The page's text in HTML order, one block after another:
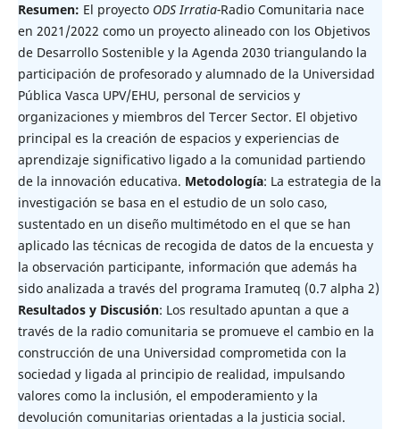
Resumen: El proyecto ODS Irratia-Radio Comunitaria nace
en 2021/2022 como un proyecto alineado con los Objetivos
de Desarrollo Sostenible y la Agenda 2030 triangulando la
participación de profesorado y alumnado de la Universidad
Pública Vasca UPV/EHU, personal de servicios y
organizaciones y miembros del Tercer Sector. El objetivo
principal es la creación de espacios y experiencias de
aprendizaje significativo ligado a la comunidad partiendo
de la innovación educativa. Metodología: La estrategia de la
investigación se basa en el estudio de un solo caso,
sustentado en un diseño multimétodo en el que se han
aplicado las técnicas de recogida de datos de la encuesta y
la observación participante, información que además ha
sido analizada a través del programa Iramuteq (0.7 alpha 2)
Resultadosy Discusión: Los resultado apuntan a que a
través de la radio comunitaria se promueve el cambio en la
construcción de una Universidad comprometida con la
sociedad y ligada al principio de realidad, impulsando
valores como la inclusión, el empoderamiento y la
devolución comunitarias orientadas a la justicia social.